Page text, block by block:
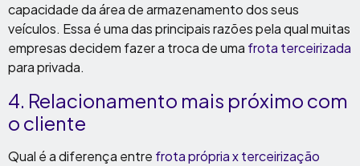
capacidade da área de armazenamento dos seus
veículos. Essa é uma das principais razões pela qual muitas
empresas decidem fazer a troca de uma frota terceirizada
para privada.
4. Relacionamento mais próximo com
o cliente
Qual é a diferença entre frota própria x terceirização